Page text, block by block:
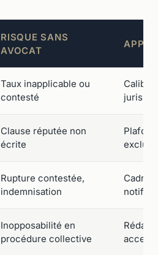
RISQUE SANS
AVOCAT
Taux inapplicable ou
contesté
Clause réputée non
écrite
Rupture contestée,
indemnisation
Cadre
Inopposabilité en
procédure collective